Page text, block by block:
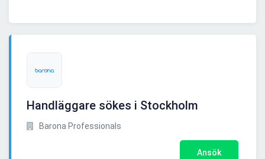
Handläggare sökes i Stockholm
Barona Professionals
Ansök